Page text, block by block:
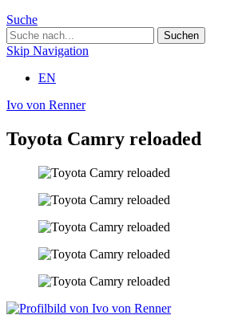
Suche
Skip Navigation
EN
Ivo von Renner
Toyota Camry reloaded